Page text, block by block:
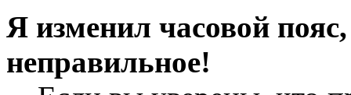
Я изменил часовой
неправильное!